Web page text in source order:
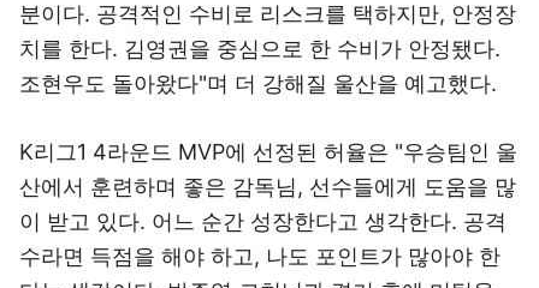
분이다. 공격적인 수비로 리스크를 택하지만, 안정장
치를 한다. 김영권을 중심으로 한 수비가 안정됐다.
조현우도 돌아왔다"며 더 강해질 울산을 예고했다.
K리그1 4라운드 MVP에 선정된 허율은 "우승팀인 울
산에서 훈련하며 좋은 감독님, 선수들에게 도움을 많
이 받고 있다. 어느 순간 성장한다고 생각한다. 공격
수라면 득점을 해야 하고, 나도 포인트가 많아야 한